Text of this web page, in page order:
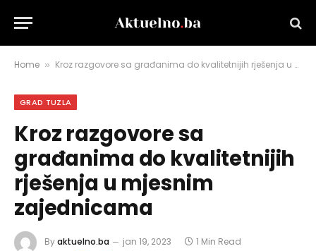
Home » Kroz razgovore sa građanima do kvalitetnijih rješenja u mjesnim zajednicama
GRAD TUZLA
Kroz razgovore sa
građanima do kvalitetnijih
rješenja u mjesnim
zajednicama
Byaktuelno.ba jan 19, 2023 1 Min Read